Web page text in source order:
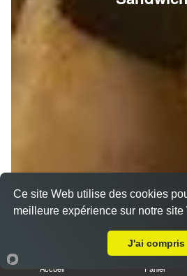
Accueil Panier
Ce site Web utilise des cookies
meilleure expérience sur notre site
J'ai compris